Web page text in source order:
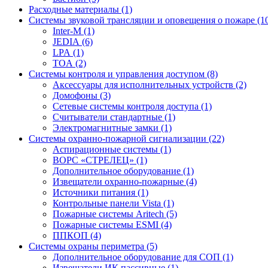
Расходные материалы (1)
Системы звуковой трансляции и оповещения о пожаре
Inter-M (1)
JEDIA (6)
LPA (1)
TOA (2)
Системы контроля и управления доступом (8)
Аксессуары для исполнительных устройств (2)
Домофоны (3)
Сетевые системы контроля доступа (1)
Считыватели стандартные (1)
Электромагнитные замки (1)
Системы охранно-пожарной сигнализации (22)
Аспирационные системы (1)
ВОРС «СТРЕЛЕЦ» (1)
Дополнительное оборудование (1)
Извещатели охранно-пожарные (4)
Источники питания (1)
Контрольные панели Vista (1)
Пожарные системы Aritech (5)
Пожарные системы ESMI (4)
ППКОП (4)
Системы охраны периметра (5)
Дополнительное оборудование для СОП (1)